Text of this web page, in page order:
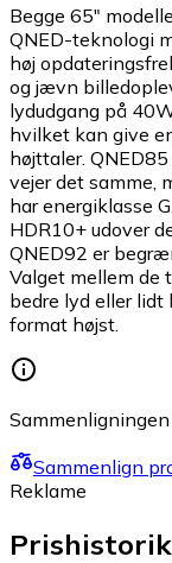
Begge 65"
QNED-teknologi
høj
og jævn
lydudgang på
hvilket kan give
højttaler.
vejer det samme,
har energiklasse
HDR10+ udover
QNED92 er
Valget mellem
bedre lyd eller
format højst.
Sammenlign
Reklame
Prishistorik